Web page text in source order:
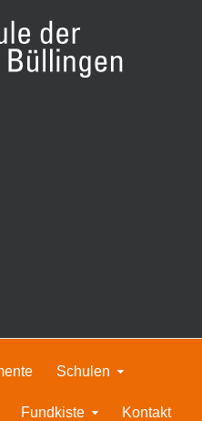
Schulen
Fundkiste Kontakt